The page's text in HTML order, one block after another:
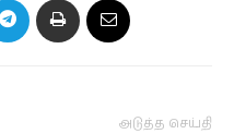
அடுத்த செய்தி